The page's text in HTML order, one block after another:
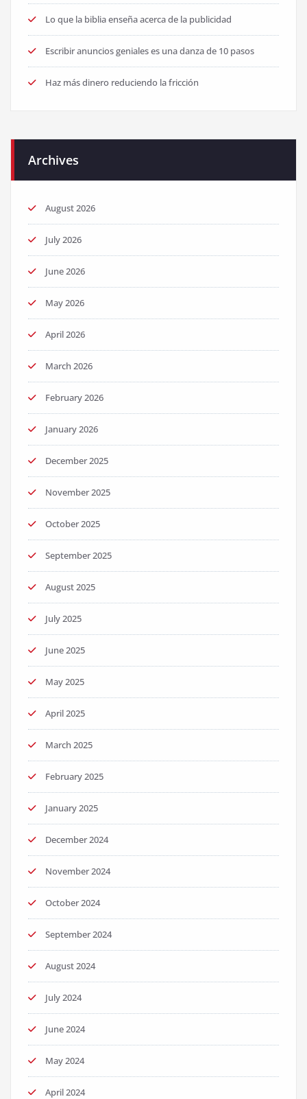
Lo que la biblia enseña acerca de la publicidad
Escribir anuncios geniales es una danza de 10 pasos
Haz más dinero reduciendo la fricción
Archives
August 2026
July 2026
June 2026
May 2026
April 2026
March 2026
February 2026
January 2026
December 2025
November 2025
October 2025
September 2025
August 2025
July 2025
June 2025
May 2025
April 2025
March 2025
February 2025
January 2025
December 2024
November 2024
October 2024
September 2024
August 2024
July 2024
June 2024
May 2024
April 2024